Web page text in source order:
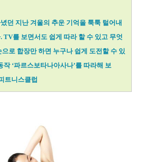
던 지난 겨울의 추운 기억을 툭툭 털어내
TV를 보면서도 쉽게 따라 할 수 있고 무엇
로 합장만 하면 누구나 쉽게 도전할 수 있
작 ‘파르스보타나아사나’를 따라해 보
트니스클럽